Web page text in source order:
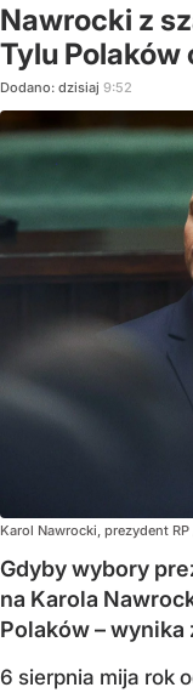
Nawrocki z
Tylu Polaków
Dodano: dzisiaj 9:52
Karol Nawrocki, prezydent RP
Gdyby wybory
na Karola
Polaków –
6 sierpnia mija rok